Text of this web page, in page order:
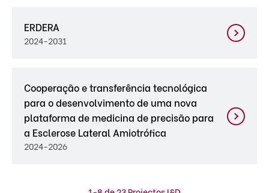
ERDERA
2024-2031
Cooperação e transferência tecnológica
para o desenvolvimento de uma nova
plataforma de medicina de precisão para
a Esclerose Lateral Amiotrófica
2024-2026